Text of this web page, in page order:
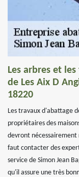
Les arbres et
de Les Aix D
18220
Les travaux d'abattage
propriétaires des
devront
faut contacter des
service de Simon Jean
qu'il assure une très